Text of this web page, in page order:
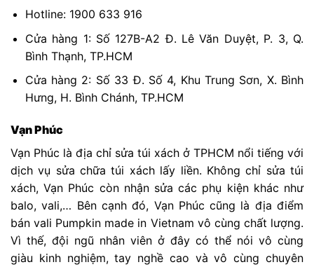
Hotline: 1900 633 916
Cửa hàng 1: Số 127B-A2 Đ. Lê Văn Duyệt, P. 3, Q.
Bình Thạnh, TP.HCM
Cửa hàng 2: Số 33 Đ. Số 4, Khu Trung Sơn, X. Bình
Hưng, H. Bình Chánh, TP.HCM
Vạn Phúc
Vạn Phúc là địa chỉ sửa túi xách ở TPHCM nổi tiếng với
dịch vụ sửa chữa túi xách lấy liền. Không chỉ sửa túi
xách, Vạn Phúc còn nhận sửa các phụ kiện khác như
balo, vali,… Bên cạnh đó, Vạn Phúc cũng là địa điểm
bán vali Pumpkin made in Vietnam vô cùng chất lượng.
Vì thế, đội ngũ nhân viên ở đây có thể nói vô cùng
giàu kinh nghiệm, tay nghề cao và vô cùng chuyên